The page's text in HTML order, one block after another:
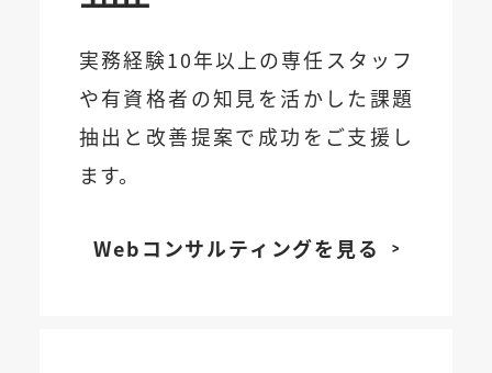
実務経験10年以上の専任スタッフ
や有資格者の知見を活かした課題
抽出と改善提案で成功をご支援し
ます。
Webコンサルティングを見る